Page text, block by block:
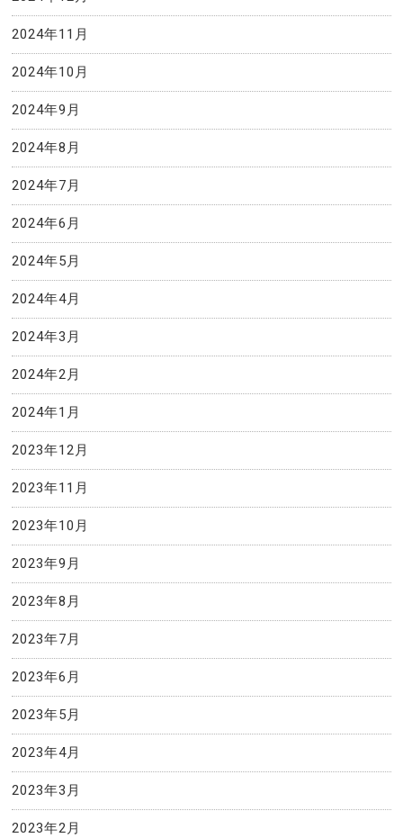
2024年11月
2024年10月
2024年9月
2024年8月
2024年7月
2024年6月
2024年5月
2024年4月
2024年3月
2024年2月
2024年1月
2023年12月
2023年11月
2023年10月
2023年9月
2023年8月
2023年7月
2023年6月
2023年5月
2023年4月
2023年3月
2023年2月